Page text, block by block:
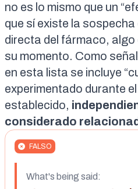
no es lo mismo que un
que sí existe la
directa del fármaco, algo
su momento. Como
en esta lista se incluye
experimentado durante
establecido,
considerado
FALSO
What's being said: